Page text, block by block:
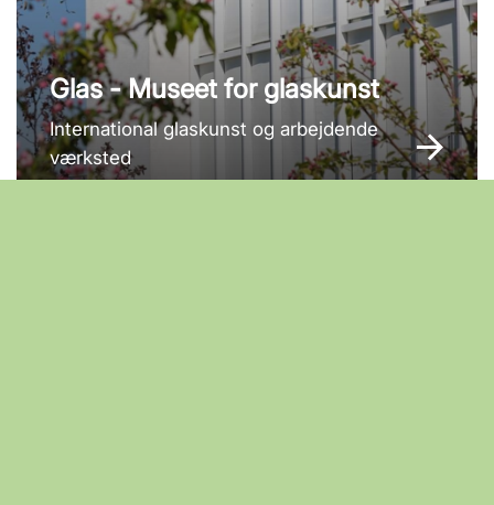
Glas - Museet for glaskunst
International glaskunst og arbejdende
værksted